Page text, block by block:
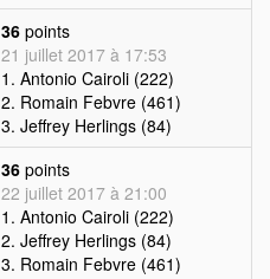
36 points
21 juillet 2017 à 17:53
1. Antonio Cairoli (222)
2. Romain Febvre (461)
3. Jeffrey Herlings (84)
36 points
22 juillet 2017 à 21:00
1. Antonio Cairoli (222)
2. Jeffrey Herlings (84)
3. Romain Febvre (461)